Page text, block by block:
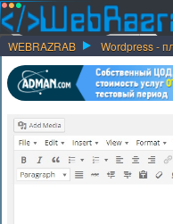
WEBRAZRAB Wordpress -